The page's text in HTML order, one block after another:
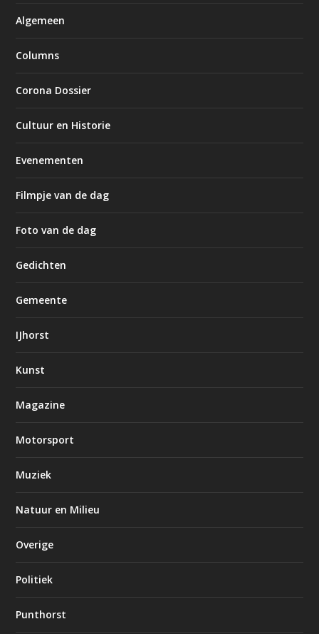
Algemeen
Columns
Corona Dossier
Cultuur en Historie
Evenementen
Filmpje van de dag
Foto van de dag
Gedichten
Gemeente
IJhorst
Kunst
Magazine
Motorsport
Muziek
Natuur en Milieu
Overige
Politiek
Punthorst